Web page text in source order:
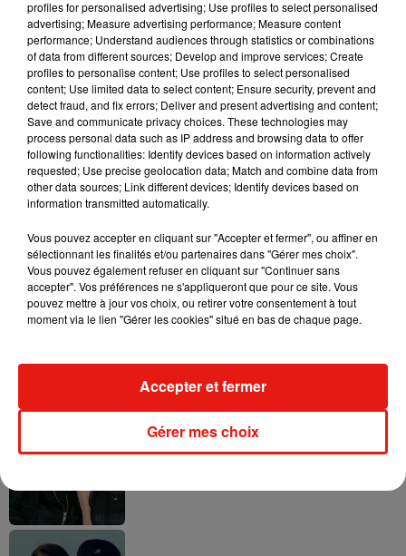
Musique
7 août 2026
Julien Lieb s’essaye à la vie de chatelain
dans son nouveau clip
7 août 2026
Madonna sort enfin le remix de « Love
7 août 2026
Angèle et Amélie Lens dévoilent leur
profiles for personalised advertising; Use profiles to select personalised
advertising; Measure advertising performance; Measure content
performance; Understand audiences through statistics or combinations
of data from different sources; Develop and improve services; Create
profiles to personalise content; Use profiles to select personalised
content; Use limited data to select content; Ensure security, prevent and
detect fraud, and fix errors; Deliver and present advertising and content;
Save and communicate privacy choices. These technologies may
process personal data such as IP address and browsing data to offer
following functionalities: Identify devices based on information actively
requested; Use precise geolocation data; Match and combine data from
other data sources; Link different devices; Identify devices based on
information transmitted automatically.
Vous pouvez accepter en cliquant sur "Accepter et fermer", ou affiner en
sélectionnant les finalités et/ou partenaires dans "Gérer mes choix".
Vous pouvez également refuser en cliquant sur "Continuer sans
accepter". Vos préférences ne s'appliqueront que pour ce site. Vous
pouvez mettre à jour vos choix, ou retirer votre consentement à tout
moment via le lien "Gérer les cookies" situé en bas de chaque page.
Gérer mes choix
Accepter et fermer